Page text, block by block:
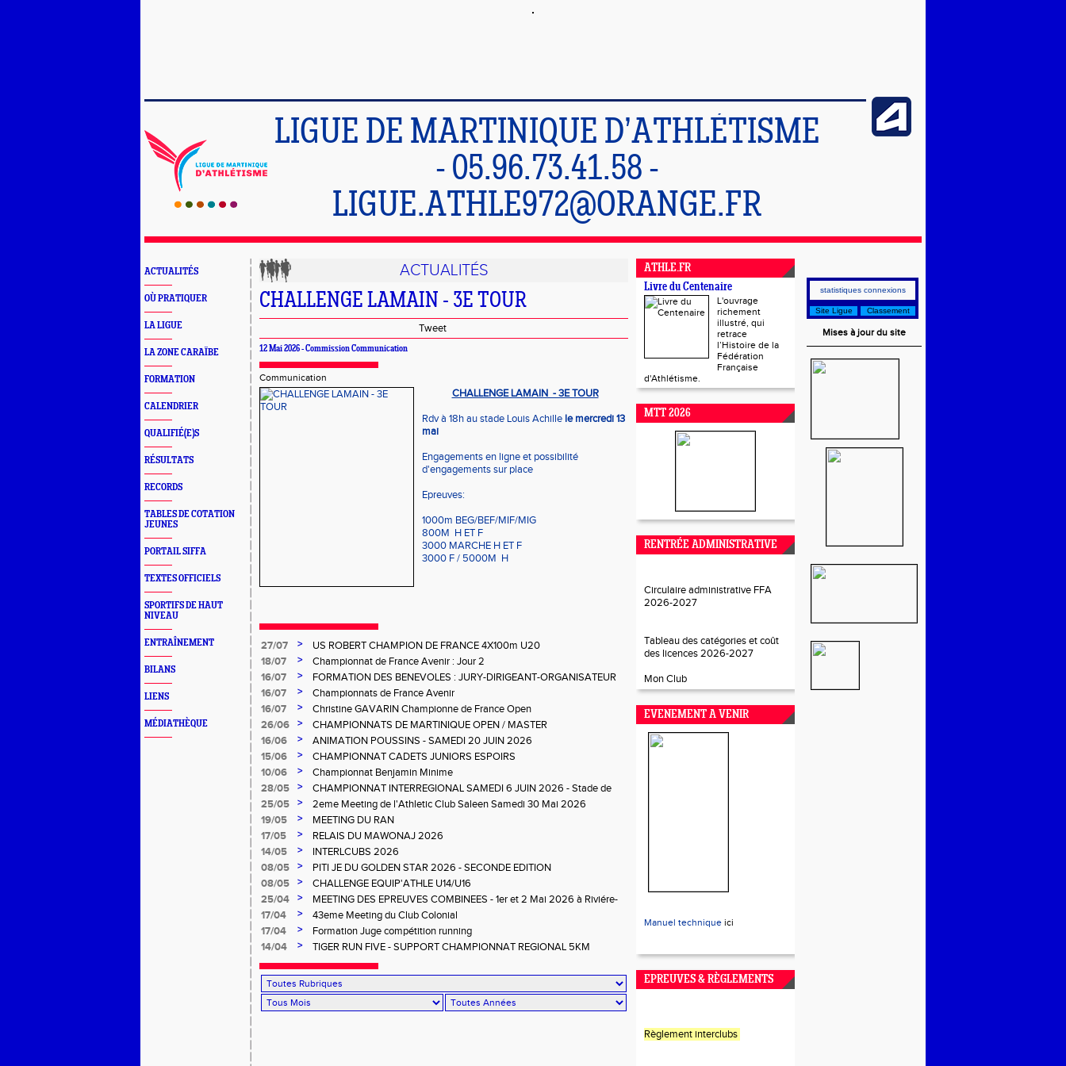
LIGUE DE MARTINIQUE D’ATHLÉTISME
- 05.96.73.41.58 -
LIGUE.ATHLE972@ORANGE.FR
ACTUALITÉS
OÙ PRATIQUER
LA LIGUE
LA ZONE CARAÏBE
FORMATION
CALENDRIER
QUALIFIÉ(E)S
RÉSULTATS
RECORDS
TABLES DE COTATION
JEUNES
PORTAIL SIFFA
TEXTES OFFICIELS
SPORTIFS DE HAUT
NIVEAU
ENTRAÎNEMENT
BILANS
LIENS
MÉDIATHÈQUE
ACTUALITÉS
CHALLENGE LAMAIN - 3E TOUR
Tweet
12 Mai 2026 - Commission Communication
Communication
CHALLENGE LAMAIN - 3E TOUR
Rdv à 18h au stade Louis Achille le mercredi 13
mai
Engagements en ligne et possibilité
d'engagements sur place
Epreuves:
1000m BEG/BEF/MIF/MIG
800M H ET F
3000 MARCHE H ET F
3000 F / 5000M H
27/07 >
US ROBERT CHAMPION DE FRANCE 4X100m U20
18/07
>
Championnat de France Avenir : Jour 2
16/07
>
FORMATION DES BENEVOLES : JURY-DIRIGEANT-ORGANISATEUR
16/07
>
Championnats de France Avenir
16/07
>
Christine GAVARIN Championne de France Open
26/06
>
CHAMPIONNATS DE MARTINIQUE OPEN / MASTER
16/06
>
ANIMATION POUSSINS - SAMEDI 20 JUIN 2026
15/06
>
CHAMPIONNAT CADETS JUNIORS ESPOIRS
10/06
>
Championnat Benjamin Minime
28/05
>
CHAMPIONNAT INTERREGIONAL SAMEDI 6 JUIN 2026 - Stade de
Gosier
25/05 >
2eme Meeting de l'Athletic Club Saleen Samedi 30 Mai 2026
19/05
>
MEETING DU RAN
17/05
>
RELAIS DU MAWONAJ 2026
14/05
>
INTERLCUBS 2026
08/05
>
PITI JE DU GOLDEN STAR 2026 - SECONDE EDITION
08/05
>
CHALLENGE EQUIP'ATHLE U14/U16
25/04
>
MEETING DES EPREUVES COMBINEES - 1er et 2 Mai 2026 à Riviére-
Salée
17/04 >
43eme Meeting du Club Colonial
17/04
>
Formation Juge compétition running
14/04
> TIGER RUN FIVE - SUPPORT CHAMPIONNAT REGIONAL 5KM
ATHLE.FR
Livre du Centenaire
L'ouvrage
richement
illustré, qui
retrace
l’Histoire de la
Fédération
Française
d'Athlétisme.
MTT 2026
RENTRÉE ADMINISTRATIVE
Circulaire administrative FFA
2026-2027
Tableau des catégories et coût
des licences 2026-2027
Mon Club
EVENEMENT A VENIR
Manuel technique ici
EPREUVES & RÈGLEMENTS
Règlement interclubs
statistiques connexions
Site Ligue Classement
Mises à jour du site